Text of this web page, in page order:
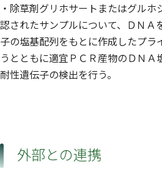
・除草剤グリホサートまたはグル
認されたサンプルについて、ＤＮＡ
子の塩基配列をもとに作成したプ
うとともに適宜ＰＣＲ産物のＤＮＡ
耐性遺伝子の検出を行う。
外部との連携